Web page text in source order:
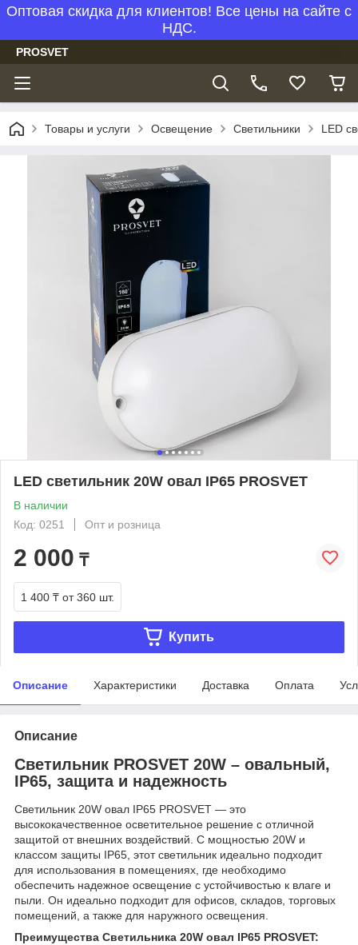
Оптовая скидка для клиентов! Все цены на сайте с
НДС.
PROSVET
Товары и услуги Освещение Светильники LED
LED светильник 20W овал IP65 PROSVET
В наличии
Код: 0251
Опт и розница
2 000 ₸
1 400 ₸ от 360 шт.
Купить
Описание Характеристики Доставка Оплата
Описание
Светильник PROSVET 20W – овальный,
IP65, защита и надежность
Светильник 20W овал IP65 PROSVET — это
высококачественное осветительное решение с отличной
защитой от внешних воздействий. С мощностью 20W и
классом защиты IP65, этот светильник идеально подходит
для использования в помещениях, где необходимо
обеспечить надежное освещение с устойчивостью к влаге и
пыли. Он идеально подходит для офисов, складов, торговых
помещений, а также для наружного освещения.
Преимущества Светильника 20W овал IP65 PROSVET: